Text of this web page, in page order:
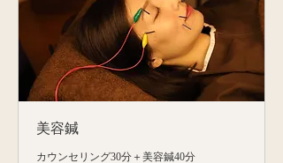
美容鍼
カウンセリング30分＋美容鍼40分